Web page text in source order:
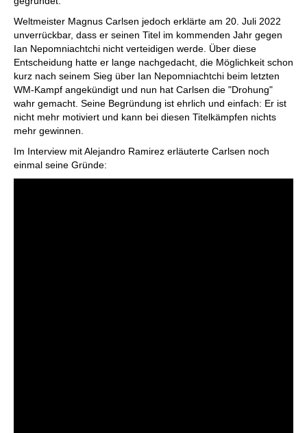
Weltmeister Magnus Carlsen jedoch erklärte am 20. Juli 2022
unverrückbar, dass er seinen Titel im kommenden Jahr gegen
Ian Nepomniachtchi nicht verteidigen werde. Über diese
Entscheidung hatte er lange nachgedacht, die Möglichkeit schon
kurz nach seinem Sieg über Ian Nepomniachtchi beim letzten
WM-Kampf angekündigt und nun hat Carlsen die "Drohung"
wahr gemacht. Seine Begründung ist ehrlich und einfach: Er ist
nicht mehr motiviert und kann bei diesen Titelkämpfen nichts
mehr gewinnen.
Im Interview mit Alejandro Ramirez erläuterte Carlsen noch
einmal seine Gründe: